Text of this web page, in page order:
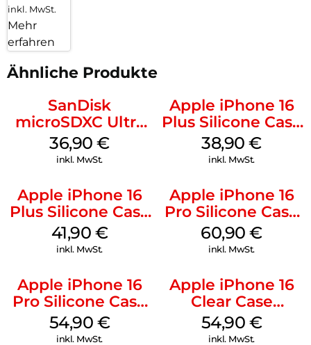
inkl. MwSt.
Mehr
erfahren
Ähnliche Produkte
SanDisk
microSDXC Ultra
128 GB + Adapter
Mobile
36,90€
inkl. MwSt.
Apple iPhone 16
Plus Silicone Case
MagSafe Denim
38,90€
inkl. MwSt.
Apple iPhone 16
Plus Silicone Case
MagSafe Stone
Gray
41,90 €
inkl. MwSt.
Apple iPhone 16
Pro Silicone Case
MagSafe Stone
Gray
60,90€
inkl. MwSt.
Apple iPhone 16
Pro Silicone Case
MagSafe Black
54,90 €
inkl. MwSt.
Apple iPhone 16
Clear Case
MagSafe
Transparent
54,90 €
inkl. MwSt.